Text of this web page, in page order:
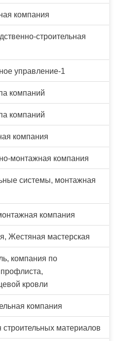
компания
строительная
управление-1
компаний
компаний
компания
монтажная компания
системы, монтажная
компания
Жестяная мастерская
компания по
кровли
компания
материалов